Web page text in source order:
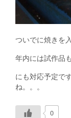
ついでに焼きを
年内には試作品
にも対応予定で
ね。。。
0